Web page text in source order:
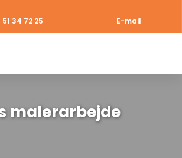
malerarbejde
51 34 72 25​ E-mail